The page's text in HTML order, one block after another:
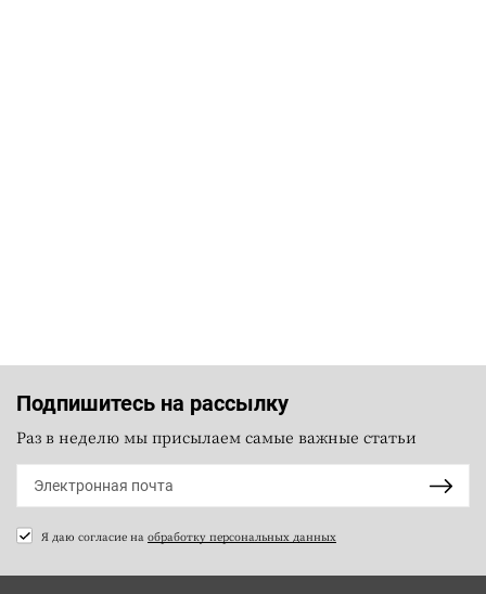
Подпишитесь на рассылку
Раз в неделю мы присылаем самые важные статьи
Я даю согласие на обработку персональных данных